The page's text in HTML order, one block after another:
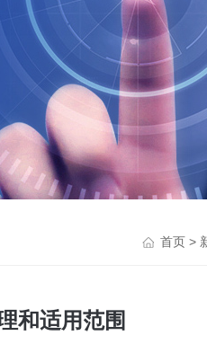
首页 >
和适用范围